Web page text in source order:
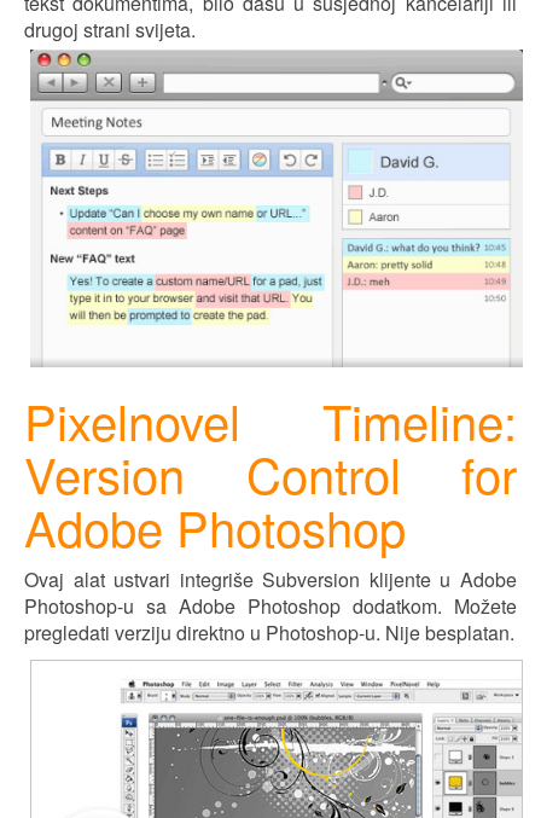
drugoj strani svijeta.
Pixelnovel Timeline:
Version Control for
Adobe Photoshop
Ovaj alat ustvari integriše Subversion klijente u Adobe
Photoshop-u sa Adobe Photoshop dodatkom. Možete
pregledati verziju direktno u Photoshop-u. Nije besplatan.